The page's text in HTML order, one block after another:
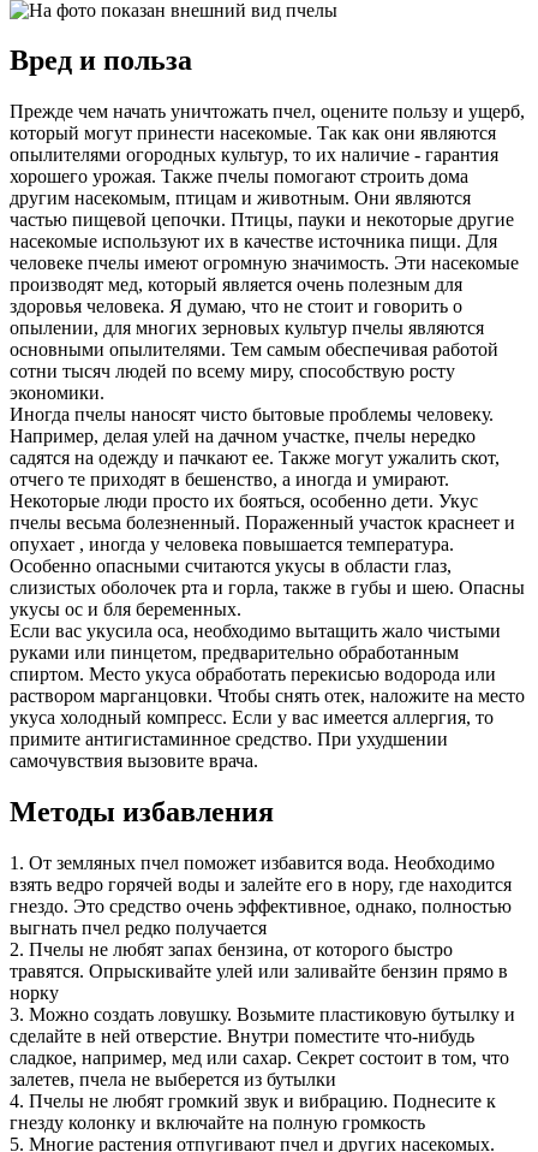
Вред и польза
Прежде чем начать уничтожать пчел, оцените пользу и ущерб,
который могут принести насекомые. Так как они являются
опылителями огородных культур, то их наличие - гарантия
хорошего урожая. Также пчелы помогают строить дома
другим насекомым, птицам и животным. Они являются
частью пищевой цепочки. Птицы, пауки и некоторые другие
насекомые используют их в качестве источника пищи. Для
человеке пчелы имеют огромную значимость. Эти насекомые
производят мед, который является очень полезным для
здоровья человека. Я думаю, что не стоит и говорить о
опылении, для многих зерновых культур пчелы являются
основными опылителями. Тем самым обеспечивая работой
сотни тысяч людей по всему миру, способствую росту
экономики.
Иногда пчелы наносят чисто бытовые проблемы человеку.
Например, делая улей на дачном участке, пчелы нередко
садятся на одежду и пачкают ее. Также могут ужалить скот,
отчего те приходят в бешенство, а иногда и умирают.
Некоторые люди просто их бояться, особенно дети. Укус
пчелы весьма болезненный. Пораженный участок краснеет и
опухает , иногда у человека повышается температура.
Особенно опасными считаются укусы в области глаз,
слизистых оболочек рта и горла, также в губы и шею. Опасны
укусы ос и бля беременных.
Если вас укусила оса, необходимо вытащить жало чистыми
руками или пинцетом, предварительно обработанным
спиртом. Место укуса обработать перекисью водорода или
раствором марганцовки. Чтобы снять отек, наложите на место
укуса холодный компресс. Если у вас имеется аллергия, то
примите антигистаминное средство. При ухудшении
самочувствия вызовите врача.
Методы избавления
1. От земляных пчел поможет избавится вода. Необходимо
взять ведро горячей воды и залейте его в нору, где находится
гнездо. Это средство очень эффективное, однако, полностью
выгнать пчел редко получается
2. Пчелы не любят запах бензина, от которого быстро
травятся. Опрыскивайте улей или заливайте бензин прямо в
норку
3. Можно создать ловушку. Возьмите пластиковую бутылку и
сделайте в ней отверстие. Внутри поместите что-нибудь
сладкое, например, мед или сахар. Секрет состоит в том, что
залетев, пчела не выберется из бутылки
4. Пчелы не любят громкий звук и вибрацию. Поднесите к
гнезду колонку и включайте на полную громкость
5. Многие растения отпугивают пчел и других насекомых.